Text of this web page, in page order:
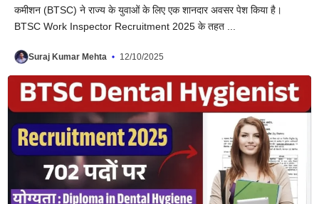
कमीशन (BTSC) ने राज्य के युवाओं के लिए एक शानदार अवसर पेश किया है।
BTSC Work Inspector Recruitment 2025 के तहत ...
Suraj Kumar Mehta 12/10/2025